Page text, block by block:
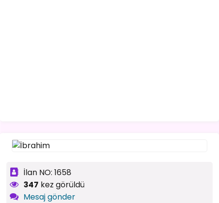
İlan NO: 1658
347 kez görüldü
Mesaj gönder